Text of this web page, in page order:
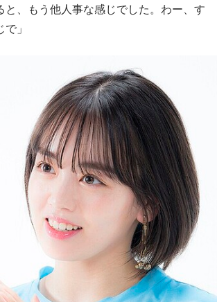
と、もう他人事な感じでした。わー、す
」